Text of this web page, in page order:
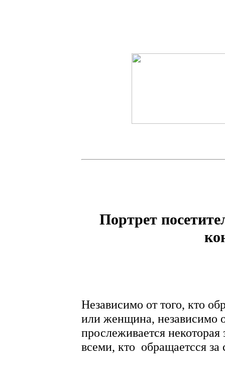
Портрет
Независимо от того, кто
или женщина, независимо
прослеживается
всеми, кто обращаетсся